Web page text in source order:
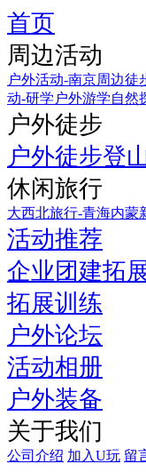
首页
周边活动
户外活动-南京周边徒
动-研学户外游学自然
户外徒步
户外徒步登
休闲旅行
大西北旅行-青海内蒙
活动推荐
企业团建拓
拓展训练
户外论坛
活动相册
户外装备
关于我们
公司介绍 加入U玩 留